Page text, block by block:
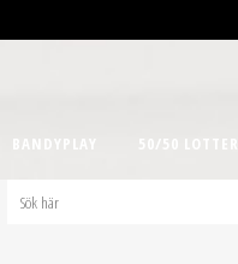
BANDYPLAY 50/50 LOTTER